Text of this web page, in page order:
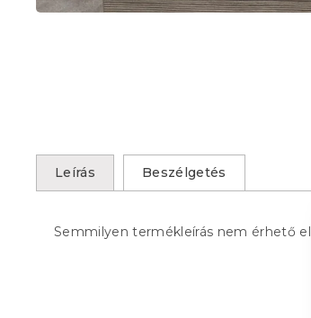
Leírás Beszélgetés
Semmilyen termékleírás nem érhető el